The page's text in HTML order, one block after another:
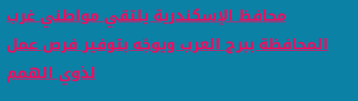
محافظ الإسكندرية يلتقي مواطني غرب
المحافظة ببرج العرب ويوجّه بتوفير فرص عمل
لذوي الهمم